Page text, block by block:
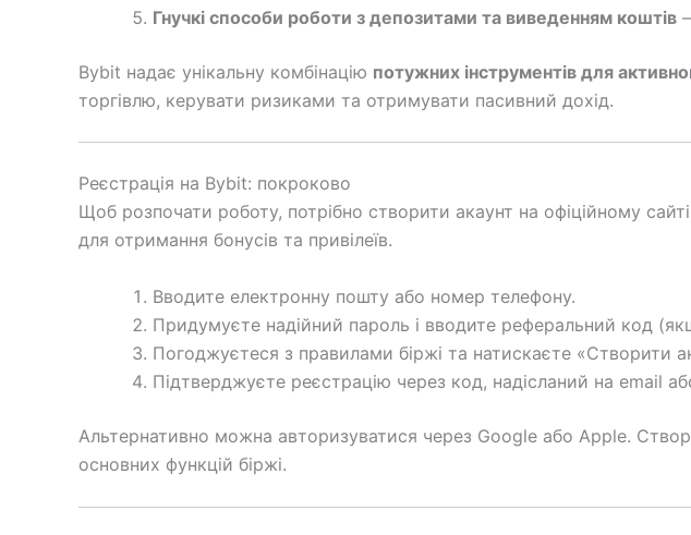
Гнучкі способи роботи з депозитами та виведенням коштів
Bybit надає унікальну комбінацію потужних інструментів для
торгівлю, керувати ризиками та отримувати пасивний дохід.
Реєстрація на Bybit: покроково
Щоб розпочати роботу, потрібно створити акаунт на офіційному
для отримання бонусів та привілеїв.
Вводите електронну пошту або номер телефону.
Придумуєте надійний пароль і вводите реферальний код
Погоджуєтеся з правилами біржі та натискаєте «Створити
Підтверджуєте реєстрацію через код, надісланий на email
Альтернативно можна авторизуватися через Google або Apple.
основних функцій біржі.